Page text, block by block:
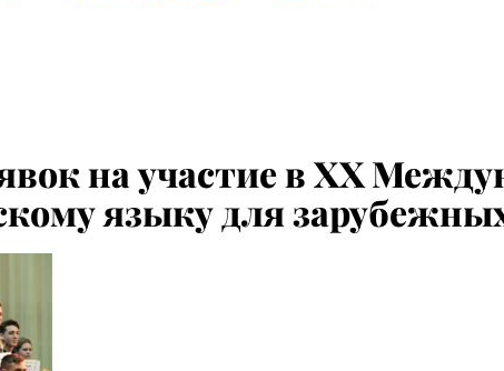
на участие в XX
языку для